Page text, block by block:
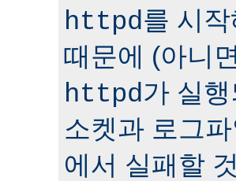
httpd를 시
때문에 (아니
httpd가 실
소켓과 로그
에서 실패할